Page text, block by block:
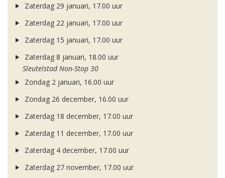
Zaterdag 29 januari, 17.00 uur
Zaterdag 22 januari, 17.00 uur
Zaterdag 15 januari, 17.00 uur
Zaterdag 8 januari, 18.00 uur
Sleutelstad Non-Stop 30
Zondag 2 januari, 16.00 uur
Zondag 26 december, 16.00 uur
Zaterdag 18 december, 17.00 uur
Zaterdag 11 december, 17.00 uur
Zaterdag 4 december, 17.00 uur
Zaterdag 27 november, 17.00 uur